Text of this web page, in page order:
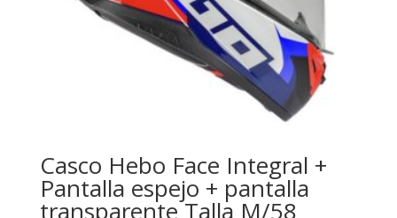
Casco Hebo Face Integral +
Pantalla espejo + pantalla
transparente Talla M/58